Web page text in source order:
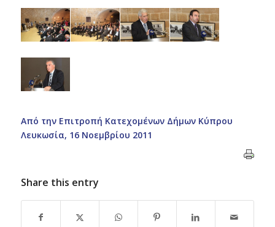
Από την Eπιτροπή Κατεχομένων Δήμων Κύπρου
Λευκωσία, 16 Νοεμβρίου 2011
Share this entry